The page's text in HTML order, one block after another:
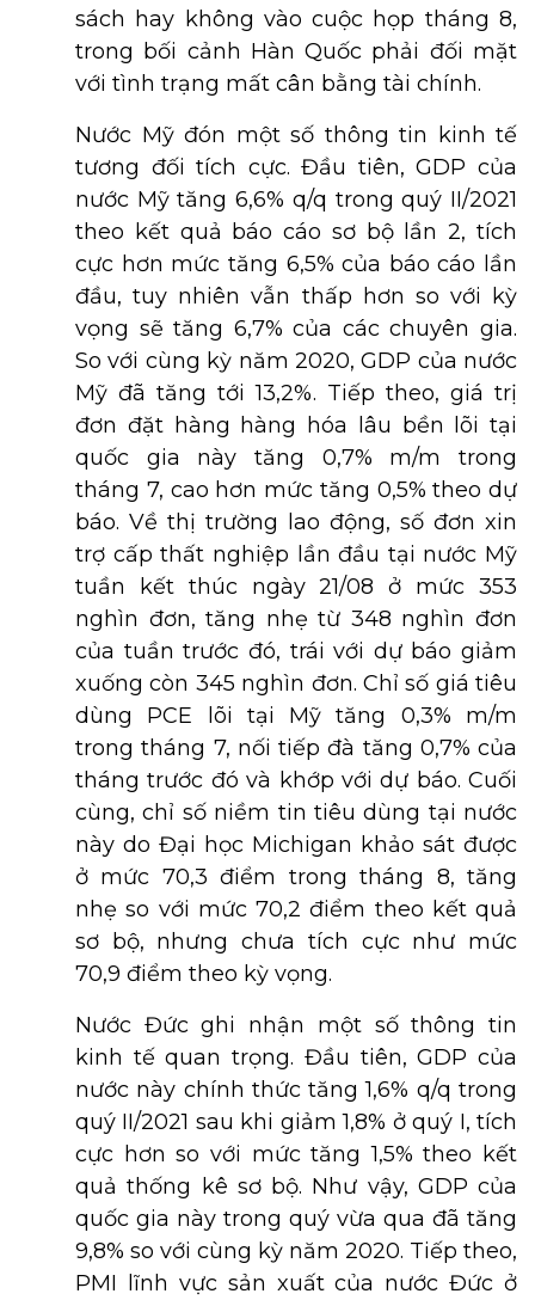
sách hay không vào cuộc họp tháng 8,
trong bối cảnh Hàn Quốc phải đối mặt
với tình trạng mất cân bằng tài chính.
Nước Mỹ đón một số thông tin kinh tế
tương đối tích cực. Đầu tiên, GDP của
nước Mỹ tăng 6,6% q/q trong quý II/2021
theo kết quả báo cáo sơ bộ lần 2, tích
cực hơn mức tăng 6,5% của báo cáo lần
đầu, tuy nhiên vẫn thấp hơn so với kỳ
vọng sẽ tăng 6,7% của các chuyên gia.
So với cùng kỳ năm 2020, GDP của nước
Mỹ đã tăng tới 13,2%. Tiếp theo, giá trị
đơn đặt hàng hàng hóa lâu bền lõi tại
quốc gia này tăng 0,7% m/m trong
tháng 7, cao hơn mức tăng 0,5% theo dự
báo. Về thị trường lao động, số đơn xin
trợ cấp thất nghiệp lần đầu tại nước Mỹ
tuần kết thúc ngày 21/08 ở mức 353
nghìn đơn, tăng nhẹ từ 348 nghìn đơn
của tuần trước đó, trái với dự báo giảm
xuống còn 345 nghìn đơn. Chỉ số giá tiêu
dùng PCE lõi tại Mỹ tăng 0,3% m/m
trong tháng 7, nối tiếp đà tăng 0,7% của
tháng trước đó và khớp với dự báo. Cuối
cùng, chỉ số niềm tin tiêu dùng tại nước
này do Đại học Michigan khảo sát được
ở mức 70,3 điểm trong tháng 8, tăng
nhẹ so với mức 70,2 điểm theo kết quả
sơ bộ, nhưng chưa tích cực như mức
70,9 điểm theo kỳ vọng.
Nước Đức ghi nhận một số thông tin
kinh tế quan trọng. Đầu tiên, GDP của
nước này chính thức tăng 1,6% q/q trong
quý II/2021 sau khi giảm 1,8% ở quý I, tích
cực hơn so với mức tăng 1,5% theo kết
quả thống kê sơ bộ. Như vậy, GDP của
quốc gia này trong quý vừa qua đã tăng
9,8% so với cùng kỳ năm 2020. Tiếp theo,
PMI lĩnh vực sản xuất của nước Đức ở